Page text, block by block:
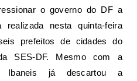
o governo do DF a
nesta quinta-feira
prefeitos de cidades do
SES-DF. Mesmo com a
Ibaneis já descartou a